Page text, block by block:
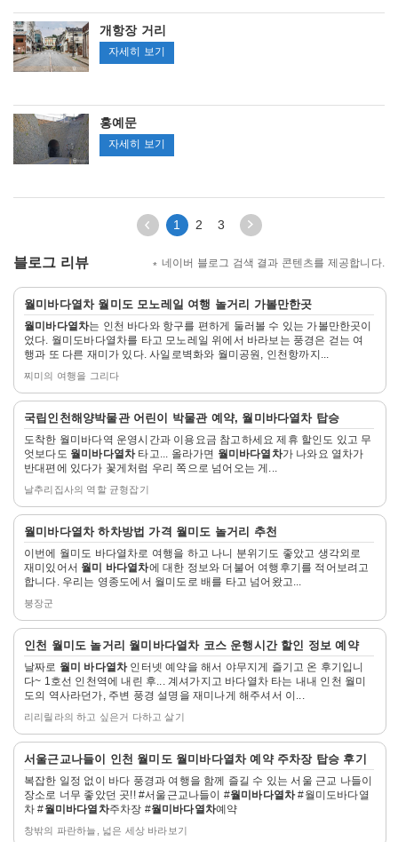
개항장 거리
개
리
자세히 보기
홍예문
홍
자세히 보기
이
전
페
이
지
이
동
1 2 3
다
음
페
이
지
이
동
블로그 리뷰 네이버 블로그 검색 결과 콘텐츠를 제공합니다.
월미바다열차월미도 모노레일 여행 놀거리 가볼만한곳
월미바다열차는 인천 바다와 항구를 편하게 둘러볼 수 있는 가볼만한곳이
었다. 월미도바다열차를 타고 모노레일 위에서 바라보는 풍경은 걷는 여
행과 또 다른 재미가 있다. 사일로벽화와 월미공원, 인천항까지...
찌미의 여행을 그리다
자
국립인천해양박물관 어린이 박물관 예약, 월미바다열차탑승
도착한 월미바다역 운영시간과 이용요금 참고하세요 제휴 할인도 있고 무
엇보다도 월미바다열차타고... 올라가면 월미바다열차가 나와요 열차가
반대편에 있다가 꽃게처럼 우리 쪽으로 넘어오는 게...
날추리집사의 역할 균형잡기
자
월미바다열차하차방법 가격 월미도 놀거리 추천
이번에 월미도 바다열차로 여행을 하고 나니 분위기도 좋았고 생각외로
재미있어서 월미 바다열차에 대한 정보와 더불어 여행후기를 적어보려고
합니다. 우리는 영종도에서 월미도로 배를 타고 넘어왔고...
붕장군
자
보
인천 월미도 놀거리 월미바다열차코스 운행시간 할인 정보 예약
날짜로 월미 바다열차인터넷 예약을 해서 야무지게 즐기고 온 후기입니
다~ 1호선 인천역에 내린 후... 계셔가지고 바다열차 타는 내내 인천 월미
도의 역사라던가, 주변 풍경 설명을 재미나게 해주셔서 이...
리리릴라의 하고 싶은거 다하고 살기
자
서울근교나들이 인천 월미도 월미바다열차예약 주차장 탑승 후기
복잡한 일정 없이 바다 풍경과 여행을 함께 즐길 수 있는 서울 근교 나들이
장소로 너무 좋았던 곳!! #서울근교나들이 #월미바다열차#월미도바다열
차 #월미바다열차주차장 #월미바다열차예약
창밖의 파란하늘, 넓은 세상 바라보기
자
세